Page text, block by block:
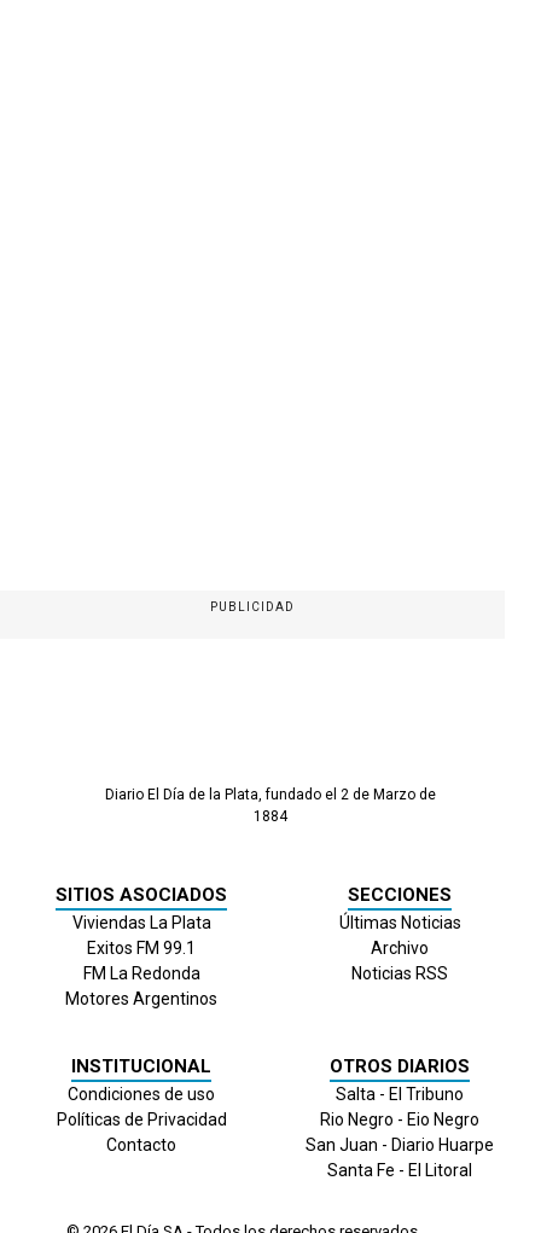
PUBLICIDAD
Diario El Día de la Plata, fundado el 2 de Marzo de
1884
SITIOS ASOCIADOS
Viviendas La Plata
Exitos FM 99.1
FM La Redonda
Motores Argentinos
SECCIONES
Últimas Noticias
Archivo
Noticias RSS
INSTITUCIONAL
Condiciones de uso
Políticas de Privacidad
Contacto
OTROS DIARIOS
Salta - El Tribuno
Rio Negro - Eio Negro
San Juan - Diario Huarpe
Santa Fe - El Litoral